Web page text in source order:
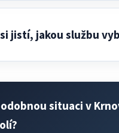
jistí, jakou službu
situaci v